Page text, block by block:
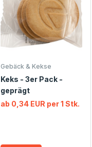
Gebäck & Kekse
Keks - 3er Pack -
geprägt
ab 0,34 EUR per 1 Stk.